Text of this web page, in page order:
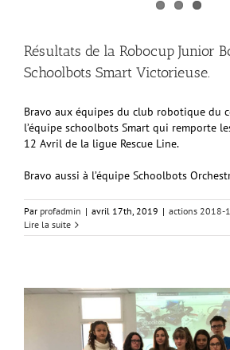
Résultats de la Robocup Junior
Schoolbots Smart Victorieuse.
Bravo aux équipes du club robotique du
l’équipe schoolbots Smart qui remporte
12 Avril de la ligue Rescue Line.
Bravo aussi à l’équipe Schoolbots
Par profadmin | avril 17th, 2019 | actions 2018-
Lire la suite